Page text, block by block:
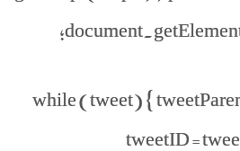
while (tweet) {
tweetID =